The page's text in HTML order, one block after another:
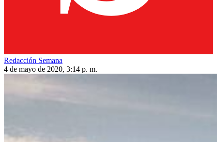
Redacción Semana
4 de mayo de 2020, 3:14 p. m.